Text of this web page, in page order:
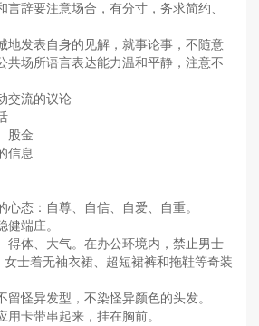
要注意场合，有分寸，务求简约、
发表自身的见解，就事论事，不随意
共场所语言表达能力温和平静，注意不
流的议论
股金
信息
：自尊、自信、自爱、自重。
端庄。
体、大气。在办公环境内，禁止男士
士着无袖衣裙、超短裙裤和拖鞋等奇装
异发型，不染怪异颜色的头发。
卡带串起来，挂在胸前。